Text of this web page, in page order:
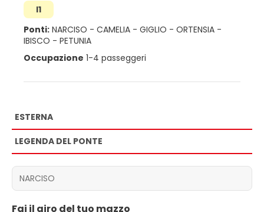
I1
Ponti: NARCISO - CAMELIA - GIGLIO - ORTENSIA -
IBISCO - PETUNIA
Occupazione 1-4 passeggeri
ESTERNA
LEGENDA DEL PONTE
Fai il giro del tuo mazzo